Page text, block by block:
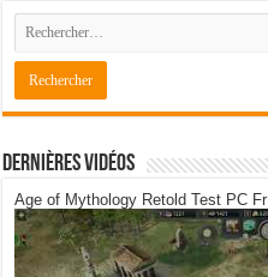
Dernières Vidéos
Age of Mythology Retold Test PC Fr